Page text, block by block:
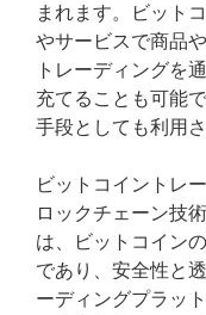
まれます。ビット
やサービスで商品
トレーディングを
充てることも可能
手段としても利用
ビットコイントレ
ロックチェーン技
は、ビットコイン
であり、安全性と
ーディングプラッ